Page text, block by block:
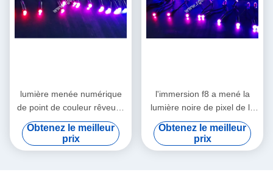
lumière menée numérique
de point de couleur rêveuse
de f8 apa106 12mm
Obtenez le meilleur
prix
l'immersion f8 a mené la
lumière noire de pixel de la
couverture RVB
Obtenez le meilleur
prix